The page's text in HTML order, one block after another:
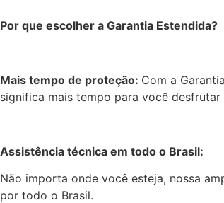
Por que escolher a Garantia Estendida?
Mais tempo de proteção: Com a
significa mais tempo para você
Assistência técnica em todo o Brasil:
Não importa onde você esteja, nossa
por todo o Brasil.